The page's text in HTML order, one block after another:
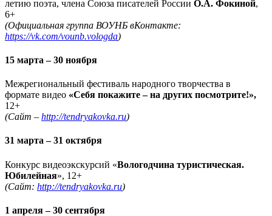
летию поэта, члена Союза писателей России О.А. Фокиной,
6+
(Официальная группа ВОУНБ вКонтакте:
https://vk.com/vounb.vologda)
15 марта – 30 ноября
Межрегиональный фестиваль народного творчества в
формате видео «Себя покажите – на других посмотрите!»,
12+
(Сайт – http://tendryakovka.ru)
31 марта – 31 октября
Конкурс видеоэкскурсий «Вологодчина туристическая.
Юбилейная», 12+
(Сайт: http://tendryakovka.ru)
1 апреля – 30 сентября